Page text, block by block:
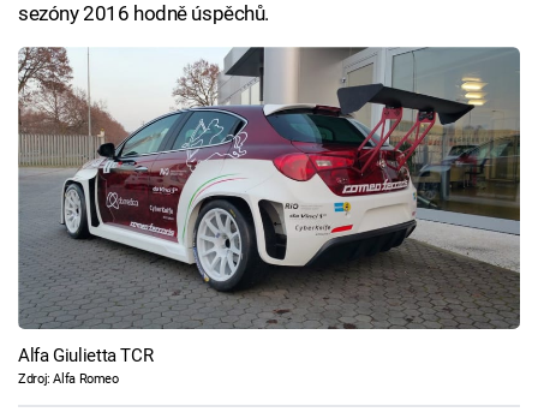
sezóny 2016 hodně úspěchů.
Alfa Giulietta TCR
Zdroj: Alfa Romeo